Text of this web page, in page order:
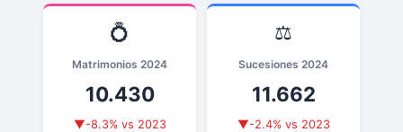
💍
Matrimonios 2024
10.430
▼-8.3% vs 2023
⚖️
Sucesiones 2024
11.662
▼-2.4% vs 2023